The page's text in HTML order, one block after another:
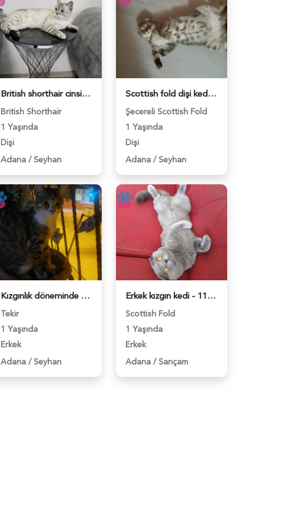
British shorthair cinsi kedimize eş arıyoruz - 118981028
British Shorthair
1 Yaşında
Dişi
Adana / Seyhan
Scottish fold dişi kedime eş arıyorum - 118980933
Şecereli Scottish Fold
1 Yaşında
Dişi
Adana / Seyhan
Kızgınlık döneminde - 118980414
Tekir
1 Yaşında
Erkek
Adana / Seyhan
Erkek kızgın kedi - 118979974
Scottish Fold
1 Yaşında
Erkek
Adana / Sarıçam